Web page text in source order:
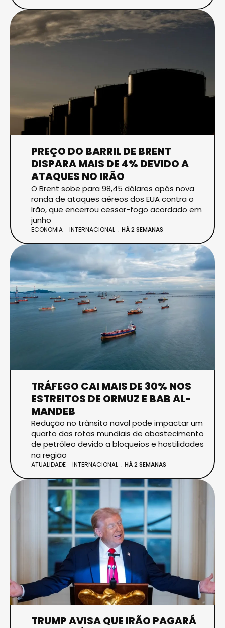
PREÇO DO BARRIL DE BRENT
DISPARA MAIS DE 4% DEVIDO A
ATAQUES NO IRÃO
O Brent sobe para 98,45 dólares após nova
ronda de ataques aéreos dos EUA contra o
Irão, que encerrou cessar-fogo acordado em
junho
ECONOMIA INTERNACIONAL HÁ 2 SEMANAS
TRÁFEGO CAI MAIS DE 30% NOS
ESTREITOS DE ORMUZ E BAB AL-
MANDEB
Redução no trânsito naval pode impactar um
quarto das rotas mundiais de abastecimento
de petróleo devido a bloqueios e hostilidades
na região
ATUALIDADE INTERNACIONAL HÁ 2 SEMANAS
TRUMP AVISA QUE IRÃO PAGARÁ